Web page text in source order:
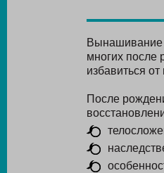
Вынашивание
многих после
избавиться
После